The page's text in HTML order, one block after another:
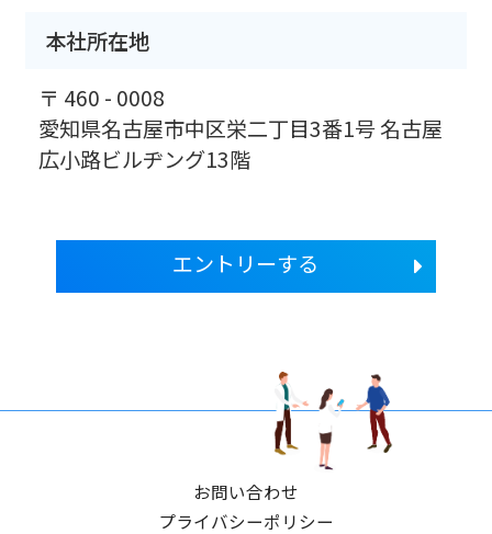
本社所在地
〒 460 - 0008
愛知県名古屋市中区栄二丁目3番1号 名古屋
広小路ビルヂング13階
エントリーする
お問い合わせ
プライバシーポリシー